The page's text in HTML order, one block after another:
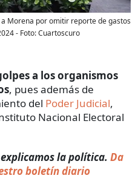
Morena por omitir reporte de gastos
- Foto:Cuartoscuro
a los organismos
, pues además de
del Poder Judicial,
Nacional Electoral
la política. Da
boletín diario